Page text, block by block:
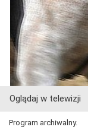
Oglądaj w telewizji
Program archiwalny.